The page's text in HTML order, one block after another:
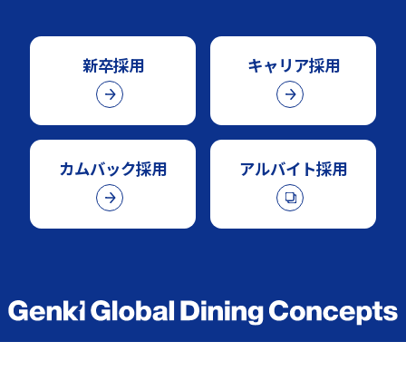
新卒採用 キャリア採用
カムバック採用 アルバイト採用